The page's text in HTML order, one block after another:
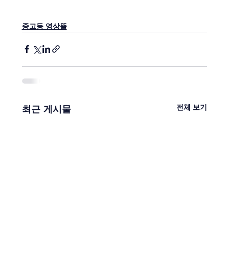
중고등 영상뜰
최근 게시물 전체 보기